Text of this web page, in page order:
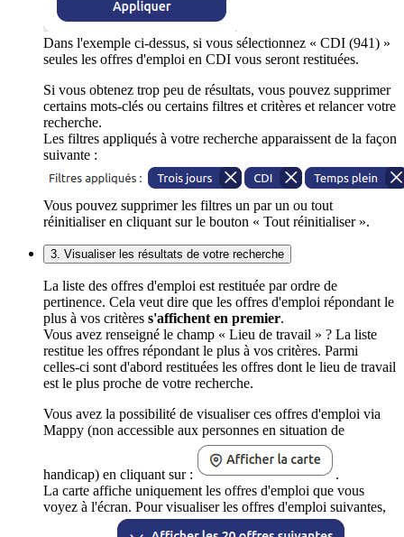
Dans l'exemple ci-dessus, si vous sélectionnez « CDI (941) »
seules les offres d'emploi en CDI vous seront restituées.
Si vous obtenez trop peu de résultats, vous pouvez supprimer
certains mots-clés ou certains filtres et critères et relancer votre
recherche.
Les filtres appliqués à votre recherche apparaissent de la façon
suivante :
Vous pouvez supprimer les filtres un par un ou tout
réinitialiser en cliquant sur le bouton « Tout réinitialiser ».
3. Visualiser les résultats de votre recherche
La liste des offres d'emploi est restituée par ordre de
pertinence. Cela veut dire que les offres d'emploi répondant le
plus à vos critères s'affichent en premier.
Vous avez renseigné le champ « Lieu de travail » ? La liste
restitue les offres répondant le plus à vos critères. Parmi
celles-ci sont d'abord restituées les offres dont le lieu de travail
est le plus proche de votre recherche.
Vous avez la possibilité de visualiser ces offres d'emploi via
Mappy (non accessible aux personnes en situation de
handicap) en cliquant sur :
.
La carte affiche uniquement les offres d'emploi que vous
voyez à l'écran. Pour visualiser les offres d'emploi suivantes,